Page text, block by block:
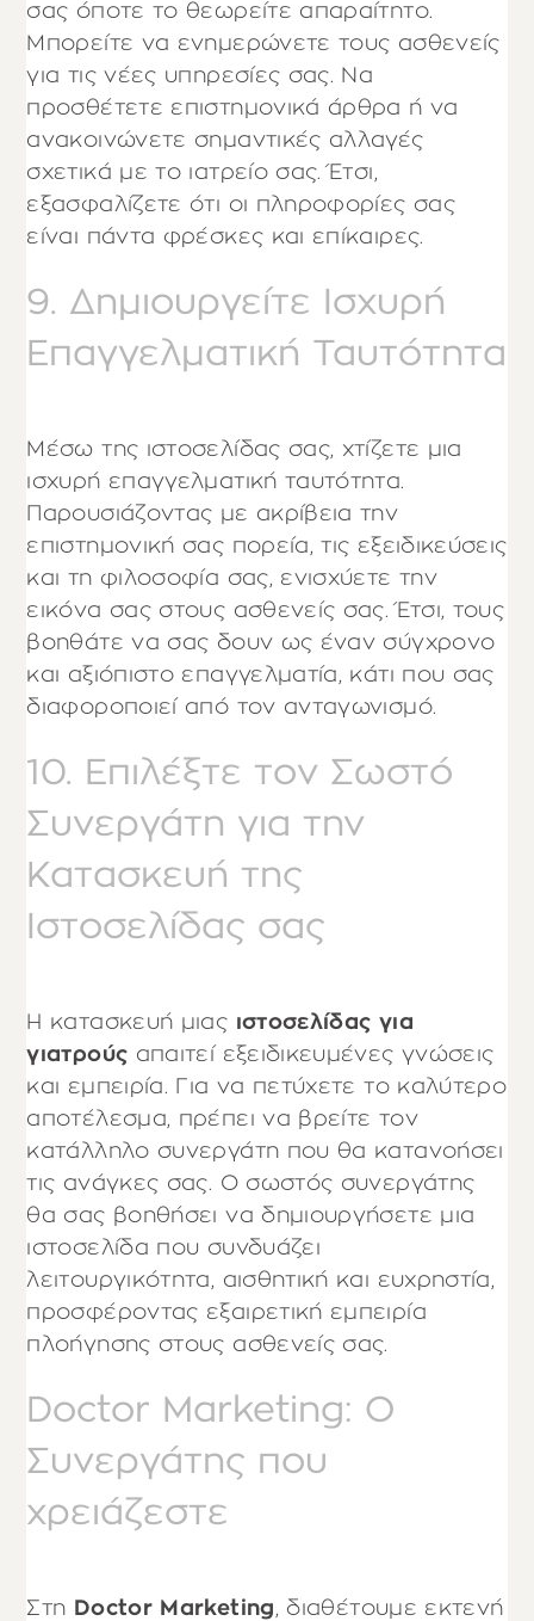
σας όποτε το θεωρείτε απαραίτητο.
Μπορείτε να ενημερώνετε τους ασθενείς
για τις νέες υπηρεσίες σας. Να
προσθέτετε επιστημονικά άρθρα ή να
ανακοινώνετε σημαντικές αλλαγές
σχετικά με το ιατρείο σας. Έτσι,
εξασφαλίζετε ότι οι πληροφορίες σας
είναι πάντα φρέσκες και επίκαιρες.
9. Δημιουργείτε Ισχυρή
Επαγγελματική Ταυτότητα
Μέσω της ιστοσελίδας σας, χτίζετε μια
ισχυρή επαγγελματική ταυτότητα.
Παρουσιάζοντας με ακρίβεια την
επιστημονική σας πορεία, τις εξειδικεύσεις
και τη φιλοσοφία σας, ενισχύετε την
εικόνα σας στους ασθενείς σας. Έτσι, τους
βοηθάτε να σας δουν ως έναν σύγχρονο
και αξιόπιστο επαγγελματία, κάτι που σας
διαφοροποιεί από τον ανταγωνισμό.
10. Επιλέξτε τον Σωστό
Συνεργάτη για την
Κατασκευή της
Ιστοσελίδας σας
Η κατασκευή μιας ιστοσελίδας για
γιατρούς απαιτεί εξειδικευμένες γνώσεις
και εμπειρία. Για να πετύχετε το καλύτερο
αποτέλεσμα, πρέπει να βρείτε τον
κατάλληλο συνεργάτη που θα κατανοήσει
τις ανάγκες σας. Ο σωστός συνεργάτης
θα σας βοηθήσει να δημιουργήσετε μια
ιστοσελίδα που συνδυάζει
λειτουργικότητα, αισθητική και ευχρηστία,
προσφέροντας εξαιρετική εμπειρία
πλοήγησης στους ασθενείς σας.
Doctor Marketing: Ο
Συνεργάτης που
χρειάζεστε
Στη Doctor Marketing, διαθέτουμε εκτενή